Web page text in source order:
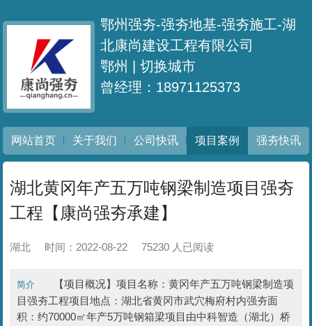
鄂州强夯-强夯地基-强夯施工-湖
北康尚建设工程有限公司
鄂州 |切换城市
曾经理：18971125373
网站首页 关于我们 公司快讯 项目案例 强夯快讯
湖北黄冈年产五万吨钢梁制造项目强夯
工程【康尚强夯承建】
湖北 时间：2022-08-22 75230 人已阅读
简介
【项目概况】项目名称：黄冈年产五万吨钢梁制造项
目强夯工程项目地点：湖北省黄冈市武穴梅府村内强夯面
积：约70000㎡年产5万吨钢箱梁项目由中科智造（湖北）桥